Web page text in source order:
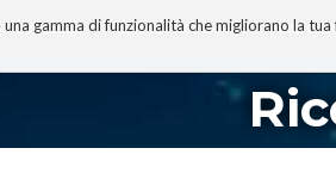
gamma di funzionalità che migliorano la
TECNOBIBLIOGRAFIA I MIEI